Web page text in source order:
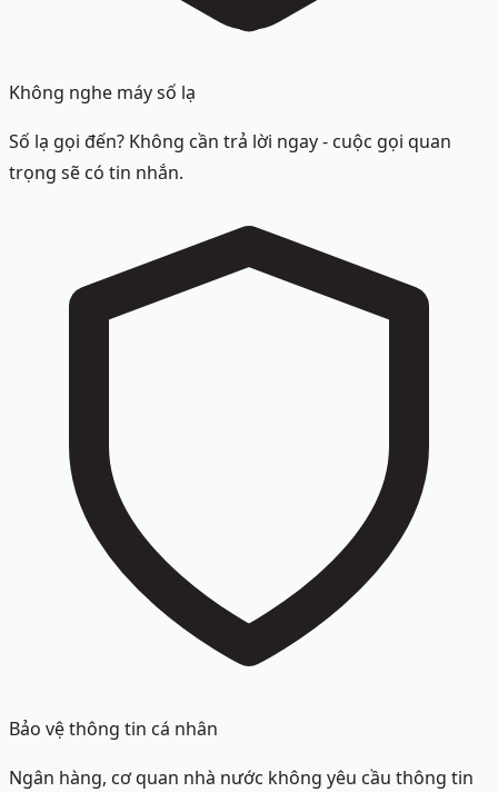
Không nghe máy số lạ
Số lạ gọi đến? Không cần trả lời ngay - cuộc gọi quan
trọng sẽ có tin nhắn.
Bảo vệ thông tin cá nhân
Ngân hàng, cơ quan nhà nước không yêu cầu thông tin